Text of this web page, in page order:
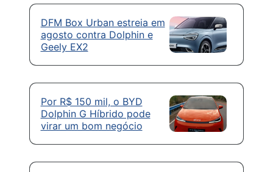
DFM Box Urban estreia em
agosto contra Dolphin e
Geely EX2
Por R$ 150 mil, o BYD
Dolphin G Híbrido pode
virar um bom negócio